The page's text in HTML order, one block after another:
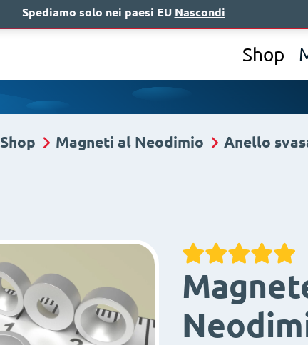
Chi siamo
Shop
Shop Magneti al Neodimio Anello
Spediamo solo nei paesi EU Nascondi